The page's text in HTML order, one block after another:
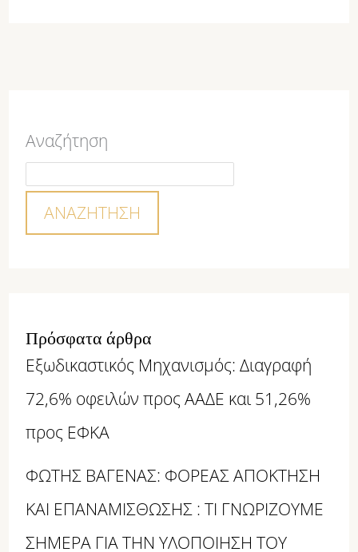
Αναζήτηση
ΑΝΑΖΉΤΗΣΗ
Πρόσφατα άρθρα
Εξωδικαστικός Μηχανισμός: Διαγραφή
72,6% οφειλών προς ΑΑΔΕ και 51,26%
προς ΕΦΚΑ
ΦΩΤΗΣ ΒΑΓΕΝΑΣ: ΦΟΡΕΑΣ ΑΠΟΚΤΗΣΗ
ΚΑΙ ΕΠΑΝΑΜΙΣΘΩΣΗΣ : ΤΙ ΓΝΩΡΙΖΟΥΜΕ
ΣΗΜΕΡΑ ΓΙΑ ΤΗΝ ΥΛΟΠΟΙΗΣΗ ΤΟΥ